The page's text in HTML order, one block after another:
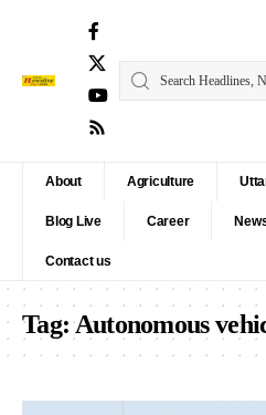
About Agriculture
Blog Live Career
Contact us
Tag:Autonomous